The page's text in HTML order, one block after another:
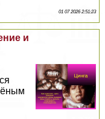
01 07 2026 2:51:23
и